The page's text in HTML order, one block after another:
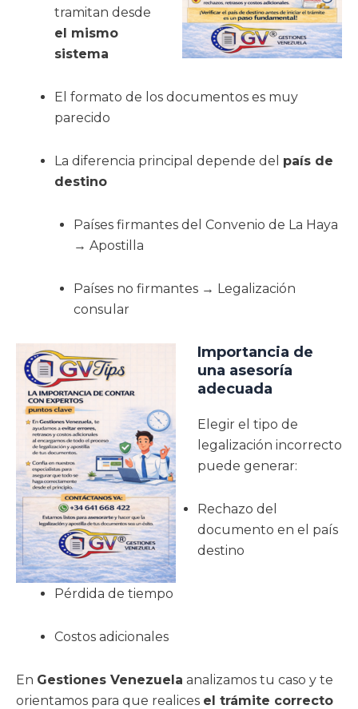
tramitan desde
el mismo
sistema
El formato de los documentos es muy
parecido
La diferencia principal depende del país de
destino
Países firmantes del Convenio de La Haya
→ Apostilla
Países no firmantes → Legalización
consular
Importancia de
una asesoría
adecuada
Elegir el tipo de
legalización incorrecto
puede generar:
Rechazo del
documento en el país
destino
Pérdida de tiempo
Costos adicionales
En Gestiones Venezuela analizamos tu caso y te
orientamos para que realices el trámite correcto